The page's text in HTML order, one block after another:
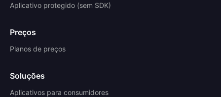
Aplicativo protegido (sem SDK)
Preços
Planos de preços
Soluções
Aplicativos para consumidores